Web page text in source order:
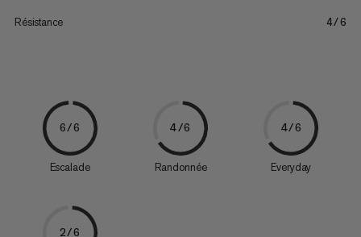
Résistance 4/6
6/6
Escalade
4/6
Randonnée
4/6
Everyday
2/6